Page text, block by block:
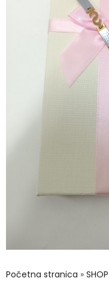
Početna stranica » SHOP